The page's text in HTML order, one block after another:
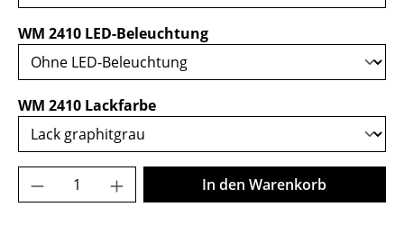
WM 2410 LED-Beleuchtungauswählen
WM 2410 Lackfarbeauswählen
Produkt Anzahl: Gib den gewünschten
In den Warenkorb